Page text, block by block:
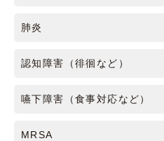
肺炎
認知障害（徘徊など）
嚥下障害（食事対応など）
MRSA